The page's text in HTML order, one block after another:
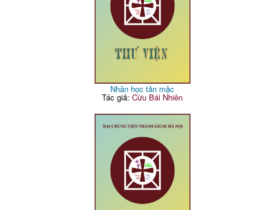
Nhân học tản mặc
Tác giả:Cừu Bái Nhiên